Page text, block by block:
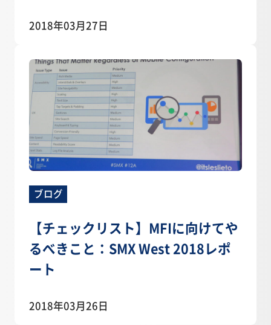
2018年03月27日
ブログ
【チェックリスト】MFIに向けてや
るべきこと：SMX West 2018レポ
ート
2018年03月26日